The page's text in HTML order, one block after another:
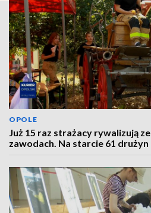
OPOLE
Już 15 raz strażacy rywalizują
zawodach. Na starcie 61 drużyn